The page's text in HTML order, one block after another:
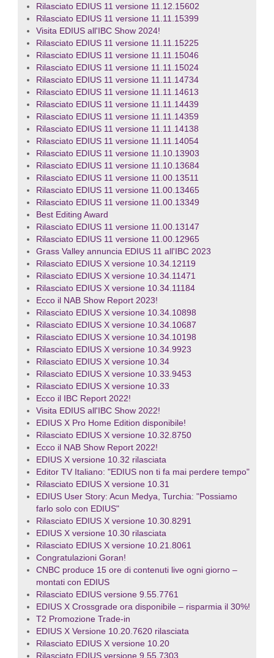
Rilasciato EDIUS 11 versione 11.12.15602
Rilasciato EDIUS 11 versione 11.11.15399
Visita EDIUS all'IBC Show 2024!
Rilasciato EDIUS 11 versione 11.11.15225
Rilasciato EDIUS 11 versione 11.11.15046
Rilasciato EDIUS 11 versione 11.11.15024
Rilasciato EDIUS 11 versione 11.11.14734
Rilasciato EDIUS 11 versione 11.11.14613
Rilasciato EDIUS 11 versione 11.11.14439
Rilasciato EDIUS 11 versione 11.11.14359
Rilasciato EDIUS 11 versione 11.11.14138
Rilasciato EDIUS 11 versione 11.11.14054
Rilasciato EDIUS 11 versione 11.10.13903
Rilasciato EDIUS 11 versione 11.10.13684
Rilasciato EDIUS 11 versione 11.00.13511
Rilasciato EDIUS 11 versione 11.00.13465
Rilasciato EDIUS 11 versione 11.00.13349
Best Editing Award
Rilasciato EDIUS 11 versione 11.00.13147
Rilasciato EDIUS 11 versione 11.00.12965
Grass Valley annuncia EDIUS 11 all'IBC 2023
Rilasciato EDIUS X versione 10.34.12119
Rilasciato EDIUS X versione 10.34.11471
Rilasciato EDIUS X versione 10.34.11184
Ecco il NAB Show Report 2023!
Rilasciato EDIUS X versione 10.34.10898
Rilasciato EDIUS X versione 10.34.10687
Rilasciato EDIUS X versione 10.34.10198
Rilasciato EDIUS X versione 10.34.9923
Rilasciato EDIUS X versione 10.34
Rilasciato EDIUS X versione 10.33.9453
Rilasciato EDIUS X versione 10.33
Ecco il IBC Report 2022!
Visita EDIUS all'IBC Show 2022!
EDIUS X Pro Home Edition disponibile!
Rilasciato EDIUS X versione 10.32.8750
Ecco il NAB Show Report 2022!
EDIUS X versione 10.32 rilasciata
Editor TV Italiano: "EDIUS non ti fa mai perdere tempo"
Rilasciato EDIUS X versione 10.31
EDIUS User Story: Acun Medya, Turchia: "Possiamo
farlo solo con EDIUS"
Rilasciato EDIUS X versione 10.30.8291
EDIUS X versione 10.30 rilasciata
Rilasciato EDIUS X versione 10.21.8061
Congratulazioni Goran!
CNBC produce 15 ore di contenuti live ogni giorno –
montati con EDIUS
Rilasciato EDIUS versione 9.55.7761
EDIUS X Crossgrade ora disponibile – risparmia il 30%!
T2 Promozione Trade-in
EDIUS X Versione 10.20.7620 rilasciata
Rilasciato EDIUS X versione 10.20
Rilasciato EDIUS versione 9.55.7303